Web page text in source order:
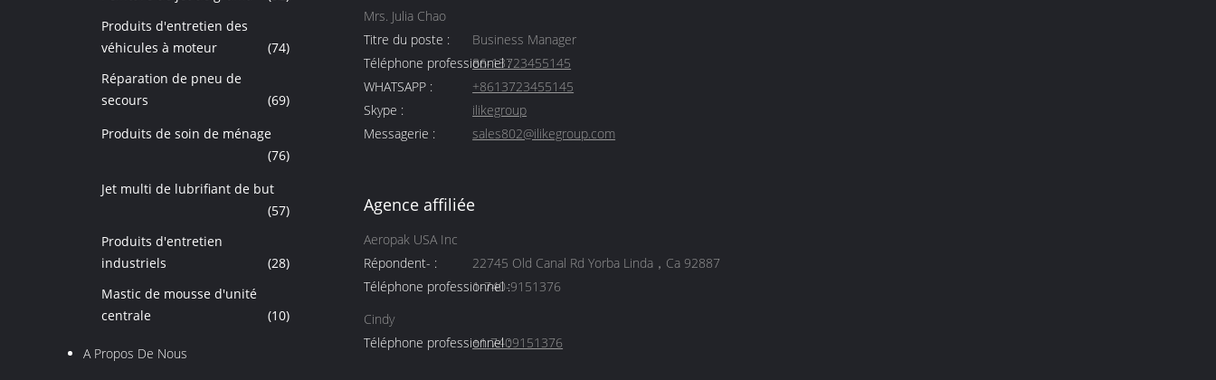
Produits d'entretien des
véhicules à moteur
(74)
Réparation de pneu de
secours
(69)
Produits de soin de ménage
(76)
Jet multi de lubrifiant de but
(57)
Produits d'entretien
industriels
(28)
Mastic de mousse d'unité
centrale
(10)
A Propos De Nous
Mrs. Julia Chao
Titre du poste :
Business Manager
Téléphone professionnel :86-13723455145
WHATSAPP :
+8613723455145
Skype :
ilikegroup
Messagerie :
sales802@ilikegroup.com
Agence affiliée
Aeropak USA Inc
Répondent- :
22745 Old Canal Rd Yorba Linda，Ca 92887
Téléphone professionnel :1-740-9151376
Cindy
Téléphone professionnel :+1 7409151376